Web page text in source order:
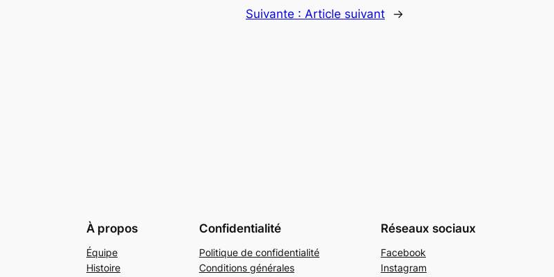
Suivante : Article suivant →
À propos
Équipe
Histoire
Confidentialité
Politique de confidentialité
Conditions générales
Réseaux sociaux
Facebook
Instagram